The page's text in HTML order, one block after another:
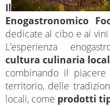
Il
Enogastronomico
dedicate al cibo e ai
L’esperienza
cultura culinaria
combinando il
territorio, delle
locali, come prodotti